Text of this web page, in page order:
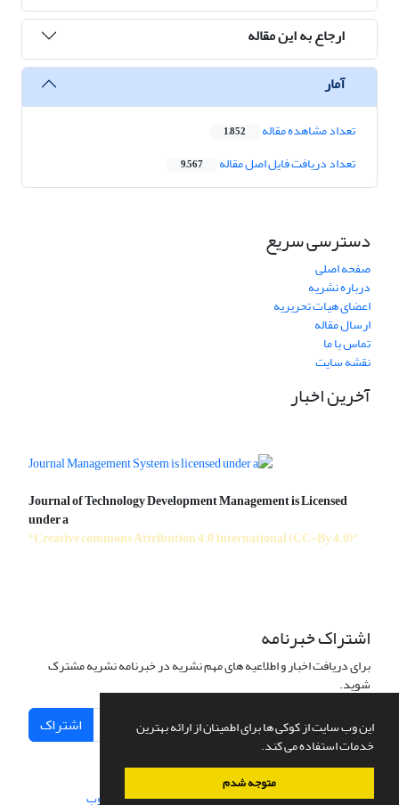
این وب سایت از کوکی ها برای اطمینان از ارائه بهترین
خدمات استفاده می کند.
متوجه شدم
ارجاع به این مقاله
آمار
تعداد مشاهده مقاله 1,852
تعداد دریافت فایل اصل مقاله 9,567
دسترسی سریع
صفحه اصلی
درباره نشریه
اعضای هیات تحریریه
ارسال مقاله
تماس با ما
نقشه سایت
آخرین اخبار
Journal of Technology Development Management is Licensed
under a
"Creative commons Attribution 4.0 International (CC-By 4.0)"
اشتراک خبرنامه
برای دریافت اخبار و اطلاعیه های مهم نشریه در خبرنامه نشریه مشترک
شوید.
اشتراک
سامانه مدیریت نشریات علمی.طراحی و پیاده سازی از سیناوب